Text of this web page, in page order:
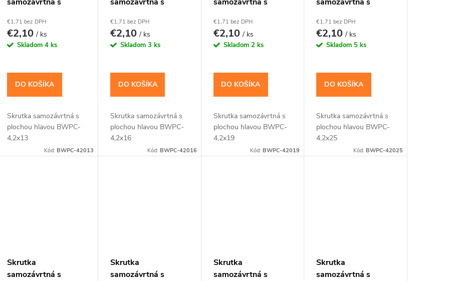
4,2x13(40ks)
€1,71 bez DPH
€2,10/ ks
Skladom 4 ks
DO KOŠÍKA
Skrutka samozávrtná s
plochou hlavou BWPC-
4,2x13
Kód: BWPC-42013
4,2x16(38ks)
€1,71 bez DPH
€2,10/ ks
Skladom 3 ks
DO KOŠÍKA
Skrutka samozávrtná s
plochou hlavou BWPC-
4,2x16
Kód: BWPC-42016
4,2x19(35ks)
€1,71 bez DPH
€2,10/ ks
Skladom 2 ks
DO KOŠÍKA
Skrutka samozávrtná s
plochou hlavou BWPC-
4,2x19
Kód:BWPC-42019
4,2x25(30ks)
€1,71 bez DPH
€2,10/ ks
Skladom 5 ks
DO KOŠÍKA
Skrutka samozávrtná s
plochou hlavou BWPC-
4,2x25
Kód: BWPC-42025
Skrutka
samozávrtná s
Skrutka
samozávrtná s
Skrutka
samozávrtná s
Skrutka
samozávrtná s